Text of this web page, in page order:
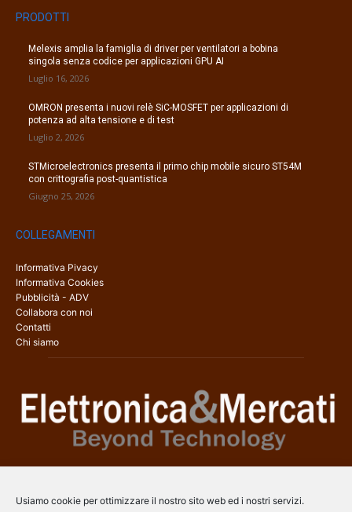
Usiamo cookie per ottimizzare il nostro sito web ed i nostri servizi.
PRODOTTI
Melexis amplia la famiglia di driver per ventilatori a bobina
singola senza codice per applicazioni GPU AI
Luglio 16, 2026
OMRON presenta i nuovi relè SiC-MOSFET per applicazioni di
potenza ad alta tensione e di test
Luglio 2, 2026
STMicroelectronics presenta il primo chip mobile sicuro ST54M
con crittografia post-quantistica
Giugno 25, 2026
COLLEGAMENTI
Informativa Pivacy
Informativa Cookies
Pubblicità - ADV
Collabora con noi
Contatti
Chi siamo
una copertura a 360° che coinvolge tecnologie, prodotti, mercati e